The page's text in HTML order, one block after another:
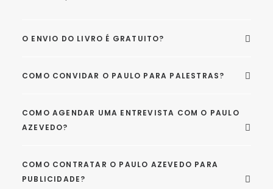
O ENVIO DO LIVRO É GRATUITO?
COMO CONVIDAR O PAULO PARA PALESTRAS?
COMO AGENDAR UMA ENTREVISTA COM O PAULO
AZEVEDO?
COMO CONTRATAR O PAULO AZEVEDO PARA
PUBLICIDADE?